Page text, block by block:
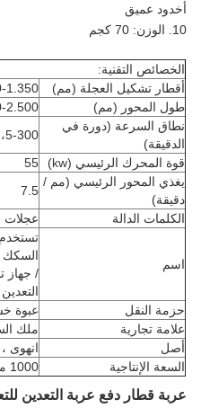
أخدود عميق
10. الوزن: 70 كجم
الخصائص التقنية:
أقطار تشكيل العجلة (مم)
1.350
طول المحور (مم)
2.500
نطاق السرعة (دورة في
الدقيقة)
1،5-
قوة المحرك الرئيسي (kw)
55
يغذي المحور الرئيسي (مم /
دقيقة)
7.5
الكلمات الدالة
عجلات
اسم
/ جهاز
التعدين
حزمة النقل
عبوة
علامة تجارية
ملك
أصل
انهوى
السعة الإنتاجية
1000 مجموعة / شهر
عربة قطار دفع عربة التعدين